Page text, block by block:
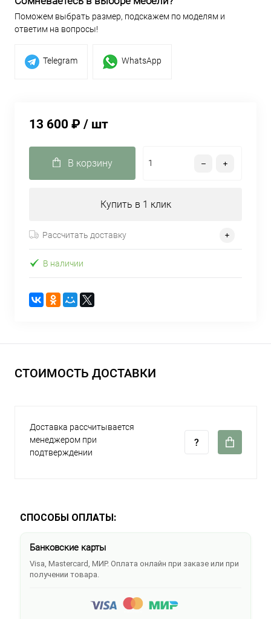
Поможем выбрать размер, подскажем по моделям и
ответим на вопросы!
Telegram WhatsApp
13 600 ₽ / шт
В корзину
Купить в 1 клик
Рассчитать доставку
В наличии
СТОИМОСТЬ ДОСТАВКИ
Доставка рассчитывается
менеджером при
подтверждении
СПОСОБЫ ОПЛАТЫ:
Банковские карты
Visa, Mastercard, МИР. Оплата онлайн при заказе или при
получении товара.